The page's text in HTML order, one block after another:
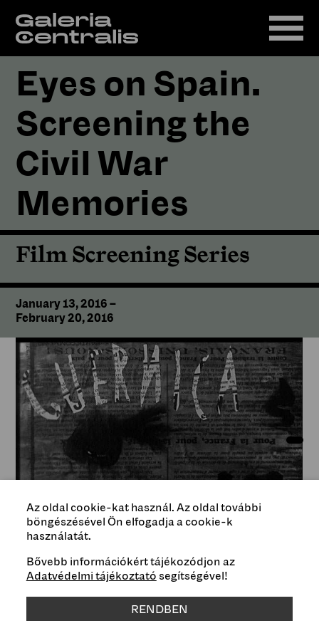
Eyes on Spain.
Screening the
Civil War
Memories
Film Screening Series
January 13, 2016 –
February 20, 2016
Still from the film “Guernica” (1949) by Robert J.
Flaherty
Type
Az oldal cookie-kat használ. Az oldal további
böngészésével Ön elfogadja a cookie-k
használatát.
Bővebb információkért tájékozódjon az
Adatvédelmi tájékoztató segítségével!
RENDBEN